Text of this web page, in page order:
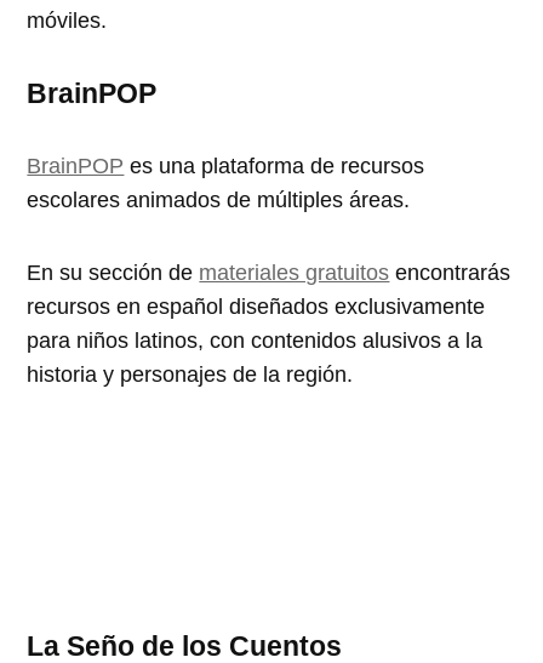
móviles.
BrainPOP
BrainPOP es una plataforma de recursos
escolares animados de múltiples áreas.
En su sección de materiales gratuitos encontrarás
recursos en español diseñados exclusivamente
para niños latinos, con contenidos alusivos a la
historia y personajes de la región.
La Seño de los Cuentos